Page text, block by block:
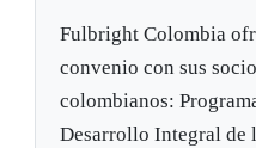
Fulbright Colombia
convenio con sus
colombianos:
Desarrollo Integral de